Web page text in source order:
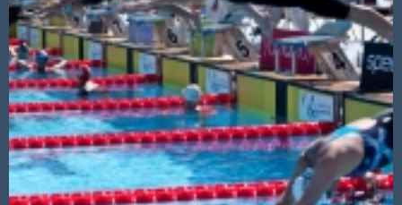
Fondo
Salvamento
Master
Formazione